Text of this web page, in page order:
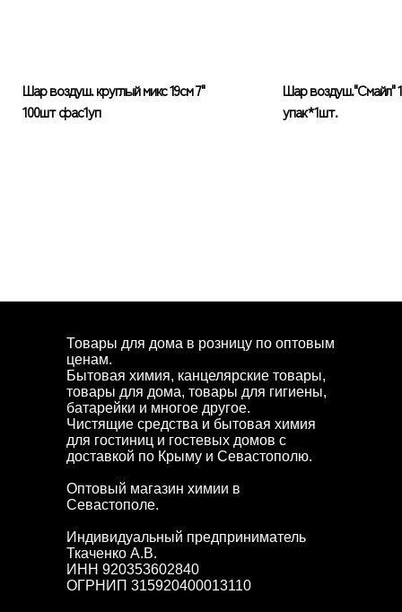
Шар воздуш. круглый микс 19см 7"
100шт фас1уп
Шар воздуш."Смайл"
упак*1шт.
Товары для дома в розницу по оптовым
ценам.
Бытовая химия, канцелярские товары,
товары для дома, товары для гигиены,
батарейки и многое другое.
Чистящие средства и бытовая химия
для гостиниц и гостевых домов с
доставкой по Крыму и Севастополю.
Оптовый магазин химии в
Севастополе.
Индивидуальный предприниматель
Ткаченко А.В.
ИНН 920353602840
ОГРНИП 315920400013110